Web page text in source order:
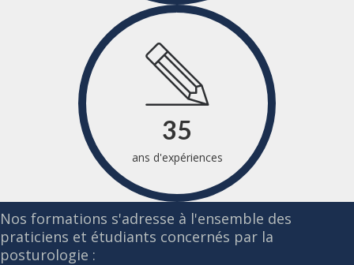
35
ans d'expériences
Nos formations s'adresse à l'ensemble des
praticiens et étudiants concernés par la
posturologie :